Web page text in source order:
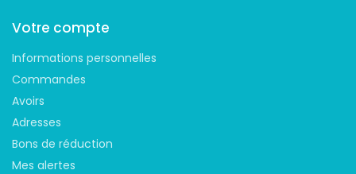
Votre compte
Informations personnelles
Commandes
Avoirs
Adresses
Bons de réduction
Mes alertes